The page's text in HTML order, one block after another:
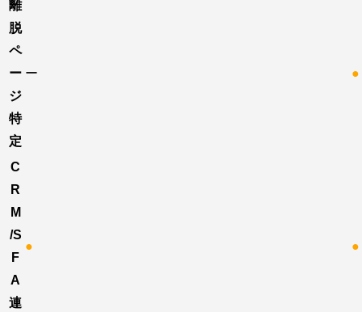
離
脱
ペ
ー
ジ
特
定
ー ●
C
R
M
/S
F
A
連
● ●